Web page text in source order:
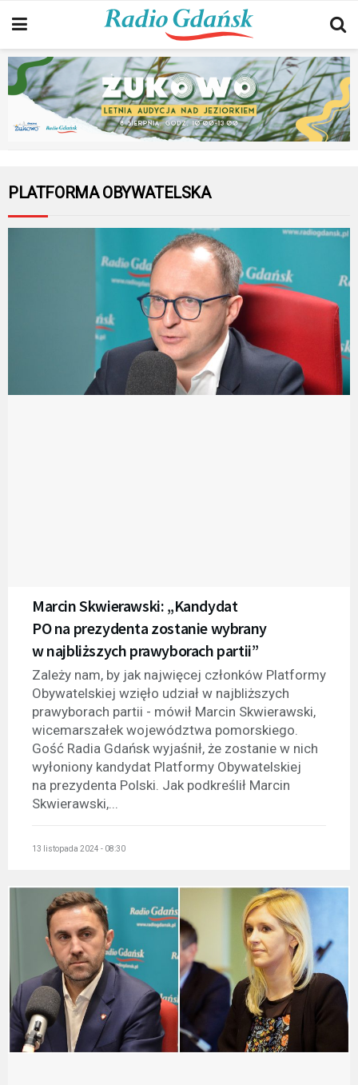
PLATFORMA OBYWATELSKA
Marcin Skwierawski: „Kandydat
PO na prezydenta zostanie wybrany
w najbliższych prawyborach partii”
Zależy nam, by jak najwięcej członków Platformy
Obywatelskiej wzięło udział w najbliższych
prawyborach partii - mówił Marcin Skwierawski,
wicemarszałek województwa pomorskiego.
Gość Radia Gdańsk wyjaśnił, że zostanie w nich
wyłoniony kandydat Platformy Obywatelskiej
na prezydenta Polski. Jak podkreślił Marcin
Skwierawski,...
13 listopada 2024 - 08:30